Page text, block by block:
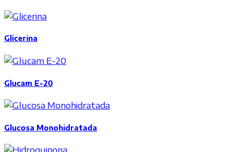
Glicerina
Glucam E-20
Glucosa Monohidratada